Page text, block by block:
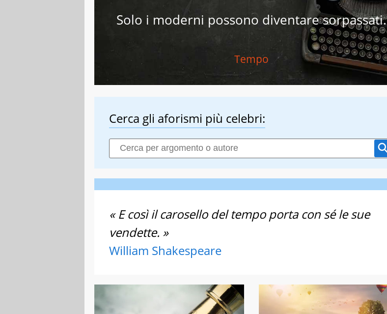
Solo i moderni possono diventare sorpassati.
Tempo
Cerca gli aforismi più celebri:
« E così il carosello del tempo porta con sé le sue
vendette. »
William Shakespeare